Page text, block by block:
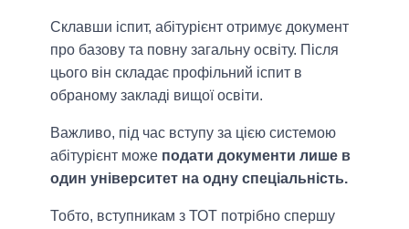
Склавши іспит, абітурієнт отримує документ
про базову та повну загальну освіту. Після
цього він складає профільний іспит в
обраному закладі вищої освіти.
Важливо, під час вступу за цією системою
абітурієнт може подати документи лише в
один університет на одну спеціальність.
Тобто, вступникам з ТОТ потрібно спершу